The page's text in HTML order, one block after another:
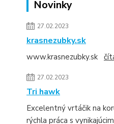
Novinky
27.02.2023
krasnezubky.sk
www.krasnezubky.sk
27.02.2023
Tri hawk
Excelentný vrtáčik na
rýchla práca s